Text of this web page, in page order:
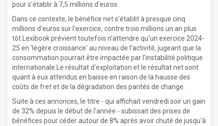
pour s'établir à 7,5 millions d'euros.
Dans ce contexte, le bénéfice net s'établit à presque cinq
millions d'euros sur l'exercice, contre trois millions un an plus
tôt.Lexibook prévient toutefois n'attendre qu'un exercice 2024-
25 en 'légère croissance' au niveau de l'activité, jugeant que la
consommation pourrait être impactée par l'instabilité politique
internationale.Le résultat d'exploitation et le résultat net sont
quant à eux attendus en baisse en raison de la hausse des
coûts de fret et de la dégradation des parités de change.
Suite à ces annonces, le titre - qui affichait vendredi soir un gain
de 32% depuis le début de l'année - subissait des prises de
bénéfices pour céder autour de 8% après avoir chuté de jusqu'à